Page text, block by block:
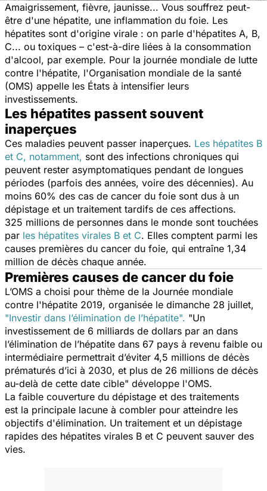
Amaigrissement, fièvre, jaunisse... Vous souffrez peut-
être d'une hépatite, une inflammation du foie. Les
hépatites sont d'origine virale : on parle d'hépatites A, B,
C... ou toxiques – c'est-à-dire liées à la consommation
d'alcool, par exemple. Pour la journée mondiale de lutte
contre l'hépatite, l'Organisation mondiale de la santé
(OMS) appelle les États à intensifier leurs
investissements.
Les hépatites passent souvent
inaperçues
Ces maladies peuvent passer inaperçues. Les hépatites B
et C, notamment, sont des infections chroniques qui
peuvent rester asymptomatiques pendant de longues
périodes (parfois des années, voire des décennies). Au
moins 60% des cas de cancer du foie sont dus à un
dépistage et un traitement tardifs de ces affections.
325 millions de personnes dans le monde sont touchées
par les hépatites virales B et C. Elles comptent parmi les
causes premières du cancer du foie, qui entraîne 1,34
million de décès chaque année.
Premières causes de cancer du foie
L’OMS a choisi pour thème de la Journée mondiale
contre l'hépatite 2019, organisée le dimanche 28 juillet,
"Investir dans l’élimination de l’hépatite". "Un
investissement de 6 milliards de dollars par an dans
l’élimination de l’hépatite dans 67 pays à revenu faible ou
intermédiaire permettrait d’éviter 4,5 millions de décès
prématurés d’ici à 2030, et plus de 26 millions de décès
au-delà de cette date cible" développe l'OMS.
La faible couverture du dépistage et des traitements
est la principale lacune à combler pour atteindre les
objectifs d'élimination. Un traitement et un dépistage
rapides des hépatites virales B et C peuvent sauver des
vies.